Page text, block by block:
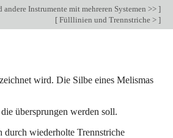
andere Instrumente mit mehreren Systemen >> ]
[ Fülllinien und Trennstriche > ]
wird. Die Silbe eines Melismas
übersprungen werden soll.
durch wiederholte Trennstriche